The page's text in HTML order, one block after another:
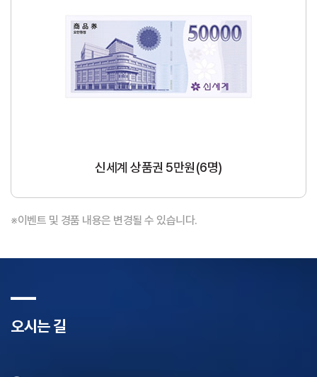
신세계 상품권 5만원(6명)
※이벤트 및 경품 내용은 변경될 수 있습니다.
―
오시는 길